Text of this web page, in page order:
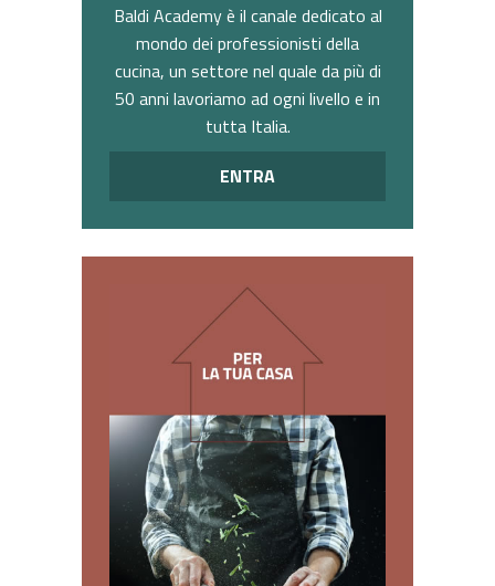
Baldi Academy è il canale dedicato al
mondo dei professionisti della
cucina, un settore nel quale da più di
50 anni lavoriamo ad ogni livello e in
tutta Italia.
ENTRA